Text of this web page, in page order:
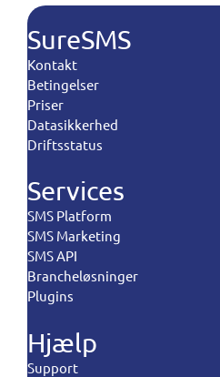
SureSMS
Kontakt
Betingelser
Priser
Datasikkerhed
Driftsstatus
Services
SMS Platform
SMS Marketing
SMS API
Brancheløsninger
Plugins
Hjælp
Support